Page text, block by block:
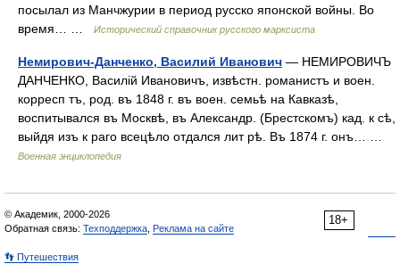
посылал из Манчжурии в период русско японской войны. Во
время… …
Исторический справочник русского марксиста
Немирович-Данченко, Василий Иванович — НЕМИРОВИЧЪ
ДАНЧЕНКО, Василій Ивановичъ, извѣстн. романистъ и воен.
корресп тъ, род. въ 1848 г. въ воен. семьѣ на Кавказѣ,
воспитывался въ Москвѣ, въ Александр. (Брестскомъ) кад. к сѣ,
выйдя изъ к раго всецѣло отдался лит рѣ. Въ 1874 г. онъ… …
Военная энциклопедия
18+
© Академик, 2000-2026
Обратная связь: Техподдержка Реклама на сайте
👣 Путешествия